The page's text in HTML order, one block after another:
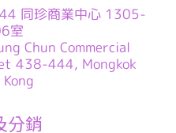
同珍商業中心 1305-
室
Chun Commercial
438-444, Mongkok
分銷